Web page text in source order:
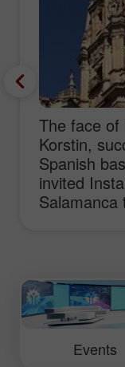
The face of
Korstin,
Spanish
invited
of interest
European
such
Calderуn
studying
Events